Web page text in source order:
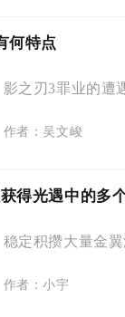
何特点
影之刃3罪业的遭
作者：吴文峻
得光遇中的多
稳定积攒大量金
作者：小宇